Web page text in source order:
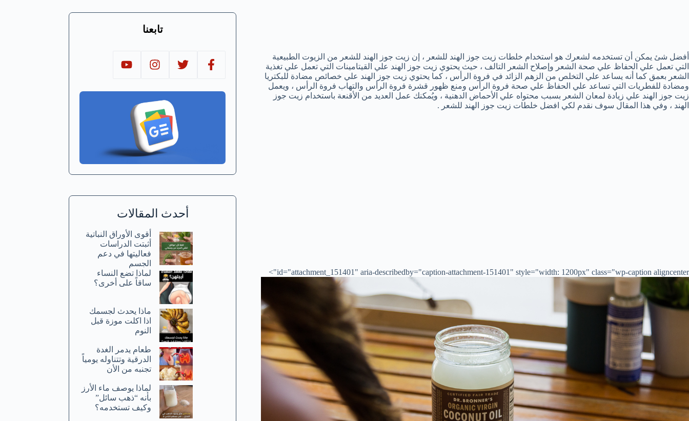
أفضل شئ يمكن أن تستخدمه لشعرك هو استخدام خلطات زيت جوز الهند للشعر ، إن زيت جوز الهند للشعر من الزيوت الطبيعية
التي تعمل علي الحفاظ علي صحة الشعر وإصلاح الشعر التالف ، حيث يحتوي زيت جوز الهند علي القيتامينات التي تعمل علي تغذية
الشعر بعمق كما أنه يساعد علي التخلص من الزهم الزائد في فروة الرأس ، كما يحتوي زيت جوز الهند علي خصائص مضادة للبكتريا
ومضادة للفطريات التي تساعد علي الحفاظ علي صحة فروة الرأس ومنع ظهور قشرة فروة الرأس والتهاب فروة الرأس ، ويعمل
زيت جوز الهند علي زيادة لمعان الشعر بسبب محتواه علي الأحماض الدهنية ، ويُمكنك عمل العديد من الأقنعة باستخدام زيت جوز
الهند ، وفي هذا المقال سوف نقدم لكي افضل خلطات زيت جوز الهند للشعر .
id="attachment_151401" aria-describedby="caption-attachment-151401" style="width: 1200px" class="wp-caption aligncenter">
تابعنا
أحدث المقالات
أقوى الأوراق النباتية
أثبتت الدراسات
فعاليتها في دعم
الجسم
لماذا تضع النساء
ساقاً على أخرى؟
ماذا يحدث لجسمك
اذا اكلت موزة قبل
النوم
طعام يدمر الغدة
الدرقية وتتناوله يومياً
تجنبه من الأن
لماذا يوصف ماء الأرز
بأنه “ذهب سائل”
وكيف تستخدمه؟